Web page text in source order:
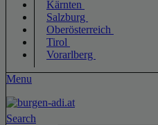
Kärnten
Salzburg
Oberösterreich
Tirol
Vorarlberg
Menu
Search